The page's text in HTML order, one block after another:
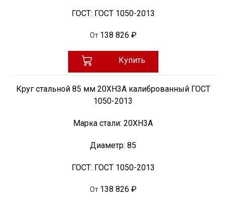
ГОСТ: ГОСТ 1050-2013
От 138 826 ₽
Купить
Круг стальной 85 мм 20ХН3А калиброванный ГОСТ
1050-2013
Марка стали: 20ХН3А
Диаметр: 85
ГОСТ: ГОСТ 1050-2013
От 138 826 ₽